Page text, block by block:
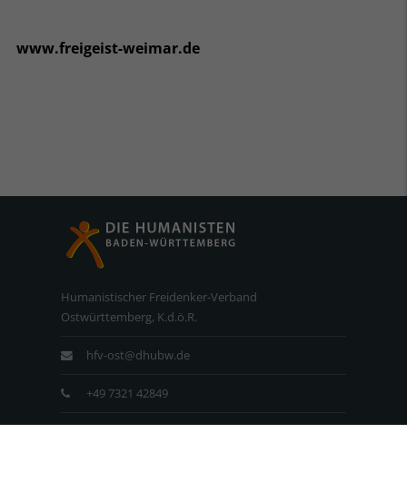
www.freigeist-weimar.de
Humanistischer Freidenker-Verband
Ostwürttemberg, K.d.ö.R.
hfv-ost@dhubw.de
+49 7321 42849